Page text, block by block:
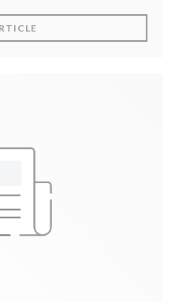
((OUVRE UNE NOUVELLE